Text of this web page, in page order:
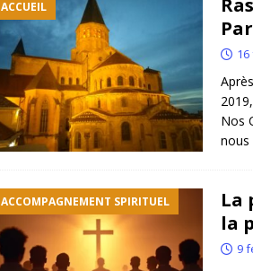
ACCUEIL
Nos
nous
ACCOMPAGNEMENT SPIRITUEL
La
la
9